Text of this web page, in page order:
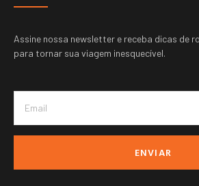
Assine nossa newsletter e receba dicas de
para tornar sua viagem inesquecível.
ENVIAR